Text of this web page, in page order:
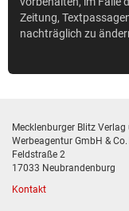
Zeitung,
nachträglich zu
Mecklenburger Blitz Verlag
Werbeagentur GmbH & Co.
Feldstraße 2
17033 Neubrandenburg
Kontakt